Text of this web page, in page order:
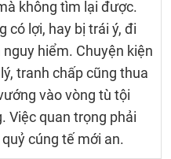
không tìm lại được.
có lợi, hay bị trái ý, đi
nguy hiểm. Chuyện kiện
tranh chấp cũng thua
vào vòng tù tội
Việc quan trọng phải
cúng tế mới an.